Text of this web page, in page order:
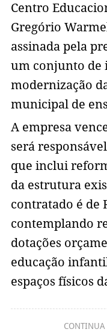
Centro
Gregório
assinada pela
um conjunto de
modernização
municipal de
A empresa
será
que inclui
da estrutura
contratado é de
contemplando
dotações
educação
espaços físicos